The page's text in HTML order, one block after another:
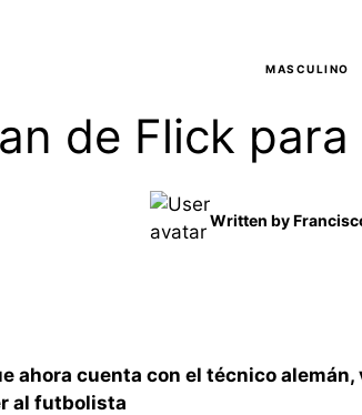
MASCULINO
de Flick
Written by
ahora cuenta con el técnico
al futbolista